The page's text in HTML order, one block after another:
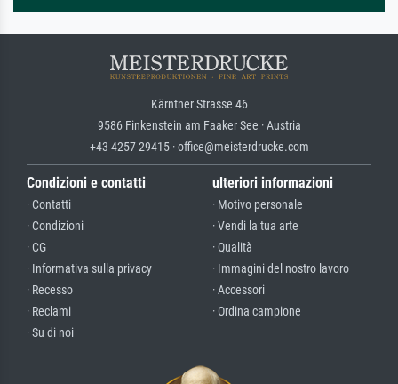
Kärntner Strasse 46
9586 Finkenstein am Faaker See · Austria
+43 4257 29415 · office@meisterdrucke.com
Condizioni e contatti
· Contatti
· Condizioni
· CG
· Informativa sulla privacy
· Recesso
· Reclami
· Su di noi
ulteriori informazioni
· Motivo personale
· Vendi la tua arte
· Qualità
· Immagini del nostro lavoro
· Accessori
· Ordina campione